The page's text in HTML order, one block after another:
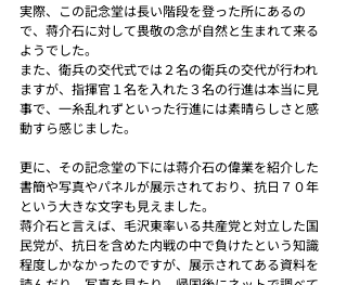
実際、この記念堂は長い階段を登った所にあるの
で、蒋介石に対して畏敬の念が自然と生まれて来る
ようでした。
また、衛兵の交代式では２名の衛兵の交代が行われ
ますが、指揮官１名を入れた３名の行進は本当に見
事で、一糸乱れずといった行進には素晴らしさと感
動すら感じました。
更に、その記念堂の下には蒋介石の偉業を紹介した
書簡や写真やパネルが展示されており、抗日７０年
という大きな文字も見えました。
蒋介石と言えば、毛沢東率いる共産党と対立した国
民党が、抗日を含めた内戦の中で負けたという知識
程度しかなかったのですが、展示されてある資料を